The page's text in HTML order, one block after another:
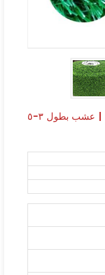
سجادة عشب صناعي عالية الجودة | عشب بطول ٣-٥